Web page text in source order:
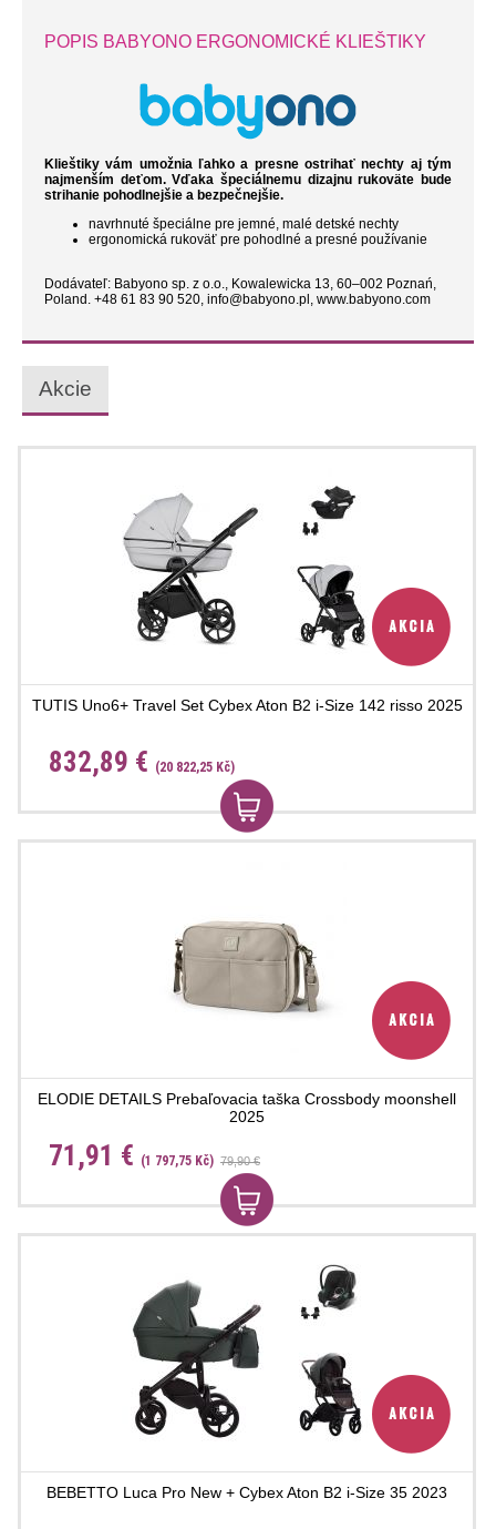
POPIS BABYONO ERGONOMICKÉ KLIEŠTIKY
Klieštiky vám umožnia ľahko a presne ostrihať nechty aj tým
najmenším deťom. Vďaka špeciálnemu dizajnu rukoväte bude
strihanie pohodlnejšie a bezpečnejšie.
navrhnuté špeciálne pre jemné, malé detské nechty
ergonomická rukoväť pre pohodlné a presné používanie
Dodávateľ: Babyono sp. z o.o., Kowalewicka 13, 60–002 Poznań,
Poland. +48 61 83 90 520, info@babyono.pl, www.babyono.com
Akcie
TUTIS Uno6+ Travel Set Cybex Aton B2 i-Size 142 risso 2025
832,89 € (20 822,25 Kč)
ELODIE DETAILS Prebaľovacia taška Crossbody moonshell
2025
71,91 € (1 797,75 Kč) 79,90 €
BEBETTO Luca Pro New + Cybex Aton B2 i-Size 35 2023